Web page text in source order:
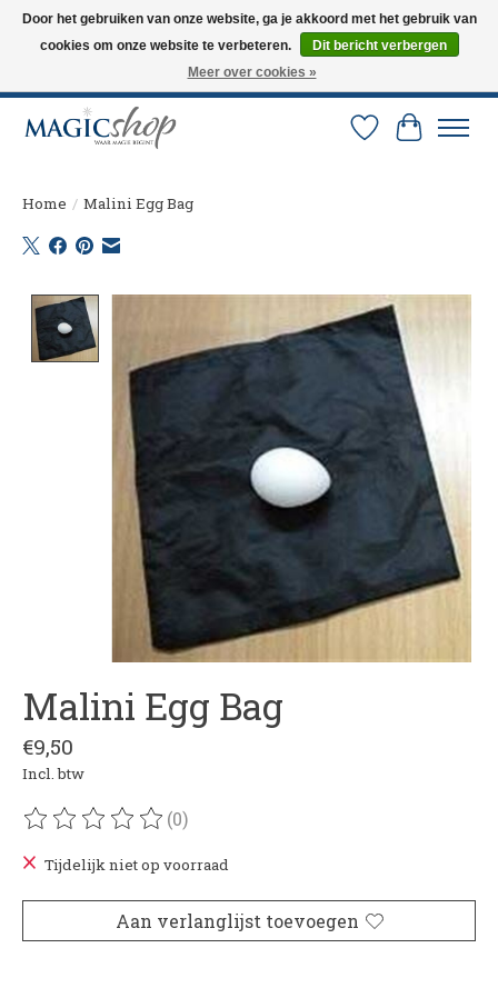
Altijd de nieuwste trucs op voorraad. Snelle verzending via PostNL en DHL.
Langskomen in onze winkel? Bel of mail om een afspraak te maken. 0251-
Verlanglijst
Home / Malini Egg Bag
Product image slideshow Items
Malini Egg Bag
€9,50
Incl. btw
De beoordeling van dit product is
(0)
Tijdelijk niet op voorraad
Aan verlanglijst toevoegen
Door het gebruiken van onze website, ga je akkoord met het gebruik van
cookies om onze website te verbeteren.
Dit bericht verbergen
Meer over cookies »